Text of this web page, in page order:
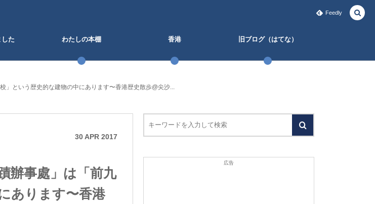
Feedly
た わたしの本棚 香港 旧ブログ（はてな）
」という歴史的な建物の中にあります〜香港歴史散歩@尖沙...
30 APR 2017
辦事處」は「前九
あります〜香港
広告